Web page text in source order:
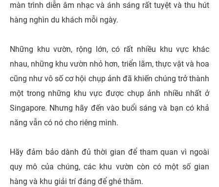
màn trình diễn âm nhạc và ánh sáng rất tuyệt và thu hút
hàng nghìn du khách mỗi ngày.
Những khu vườn, rộng lớn, có rất nhiều khu vực khác
nhau, những khu vườn nhỏ hơn, triển lãm, thực vật và hoa
cũng như vô số cơ hội chụp ảnh đã khiến chúng trở thành
một trong những khu vực được chụp ảnh nhiều nhất ở
Singapore. Nhưng hãy đến vào buổi sáng và bạn có khả
năng vẫn có nó cho riêng mình.
Hãy đảm bảo dành đủ thời gian để tham quan vì ngoài
quy mô của chúng, các khu vườn còn có một số gian
hàng và khu giải trí đáng để ghé thăm.